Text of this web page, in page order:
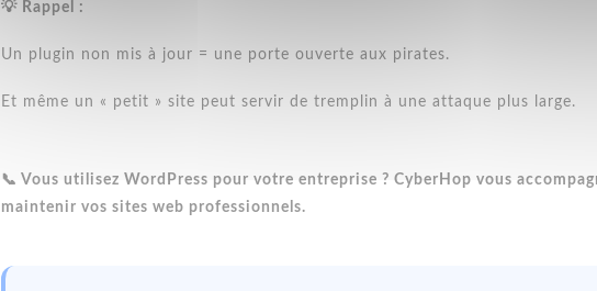
💡 Rappel :
Un plugin non mis à jour = une porte ouverte aux pirates.
Et même un « petit » site peut servir de tremplin à une attaque plus large.
📞 Vous utilisez WordPress pour votre entreprise ? CyberHop vous
maintenir vos sites web professionnels.